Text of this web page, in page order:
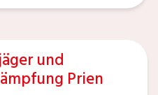
und
Prien